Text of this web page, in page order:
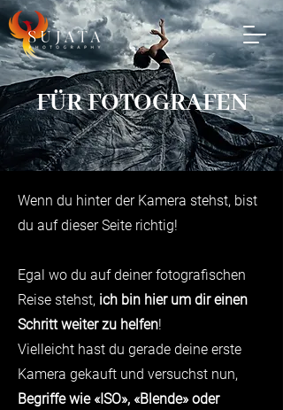
FÜR FOTOGRAFEN
Wenn du hinter der Kamera stehst, bist
du auf dieser Seite richtig!
Egal wo du auf deiner fotografischen
Reise stehst, ich bin hier um dir einen
Schritt weiter zu helfen!
Vielleicht hast du gerade deine erste
Kamera gekauft und versuchst nun,
Begriffe wie «ISO», «Blende» oder